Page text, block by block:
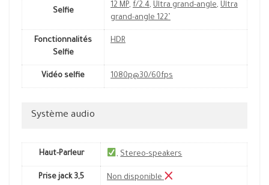
Selfie
12 MP, f/2.4, Ultra grand-angle, Ultra
grand-angle 122˚
Fonctionnalités
Selfie
HDR
Vidéo selfie 1080p@30/60fps
Système audio
Haut-Parleur ,Stereo-speakers
Prise jack 3,5
Non disponible